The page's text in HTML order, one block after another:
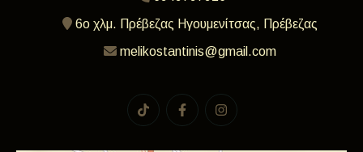
6ο χλμ. Πρέβεζας Ηγουμενίτσας, Πρέβεζας
melikostantinis@gmail.com